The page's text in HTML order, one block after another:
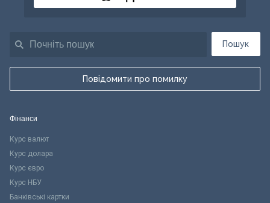
Пошук
Повідомити про помилку
Фінанси
Курс валют
Курс долара
Курс євро
Курс НБУ
Банківські картки